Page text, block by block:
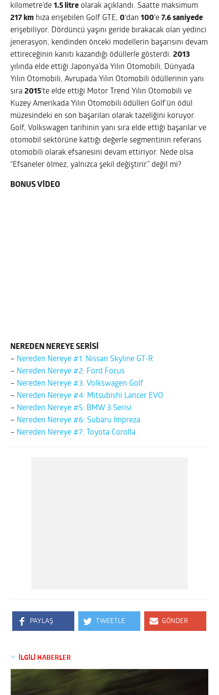
kilometre’de1.5 litre olarak açıklandı. Saatte maksimum
217 km hıza erişebilen Golf GTE,0‘dan100‘e7.6 saniyede
erişebiliyor. Dördüncü yaşını geride bırakacak olan yedinci
jenerasyon, kendinden önceki modellerin başarısını devam
ettireceğinin kanıtı kazandığı ödüllerle gösterdi.2013
yılında elde ettiği Japonya’da Yılın Otomobili, Dünyada
Yılın Otomobili, Avrupada Yılın Otomobili ödüllerinin yanı
sıra2015‘te elde ettiği Motor Trend Yılın Otomobili ve
Kuzey Amerikada Yılın Otomobili ödülleri Golf’ün ödül
müzesindeki en son başarıları olarak tazeliğini koruyor.
Golf, Volkswagen tarihinin yanı sıra elde ettiği başarılar ve
otomobil sektörüne kattığı değerle segmentinin referans
otomobili olarak efsanesini devam ettiriyor. Nede olsa
“Efsaneler ölmez, yalnızca şekil değiştirir.” değil mi?
BONUS VİDEO
NEREDEN NEREYE SERİSİ
– Nereden Nereye #1: Nissan Skyline GT-R
– Nereden Nereye #2: Ford Focus
– Nereden Nereye #3: Volkswagen Golf
– Nereden Nereye #4: Mitsubishi Lancer EVO
– Nereden Nereye #5: BMW 3 Serisi
– Nereden Nereye #6: Subaru Impreza
– Nereden Nereye #7: Toyota Corolla
PAYLAŞ TWEETLE GÖNDER
İLGİLİ HABERLER